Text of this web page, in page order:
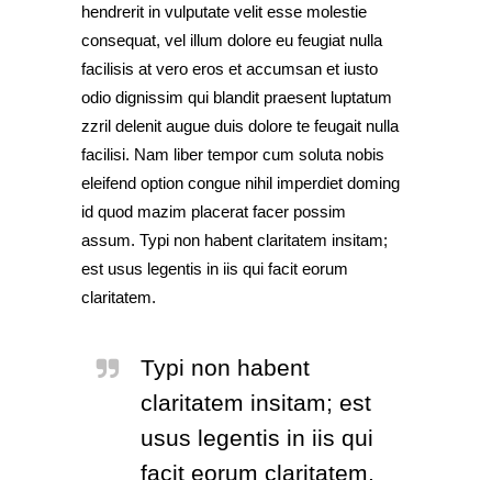
hendrerit in vulputate velit esse molestie
consequat, vel illum dolore eu feugiat nulla
facilisis at vero eros et accumsan et iusto
odio dignissim qui blandit praesent luptatum
zzril delenit augue duis dolore te feugait nulla
facilisi. Nam liber tempor cum soluta nobis
eleifend option congue nihil imperdiet doming
id quod mazim placerat facer possim
assum. Typi non habent claritatem insitam;
est usus legentis in iis qui facit eorum
claritatem.
Typi non habent
claritatem insitam; est
usus legentis in iis qui
facit eorum claritatem.